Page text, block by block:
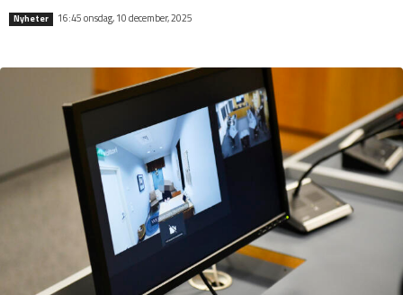
Nyheter 16:45 onsdag, 10 december, 2025